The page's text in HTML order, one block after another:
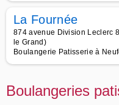
La Fournée
874 avenue Division Leclerc
le Grand)
Boulangerie Patisserie à
Boulangeries